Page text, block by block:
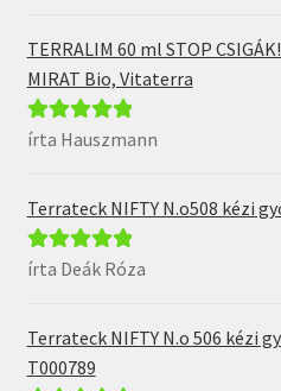
TERRALIM 60 ml STOP
MIRAT Bio, Vitaterra
Értékelés:5/
írta Hauszmann
Terrateck NIFTY N.o508 kézi
Értékelés: 5/
írta Deák Róza
Terrateck NIFTY N.o 506 kézi
T000789